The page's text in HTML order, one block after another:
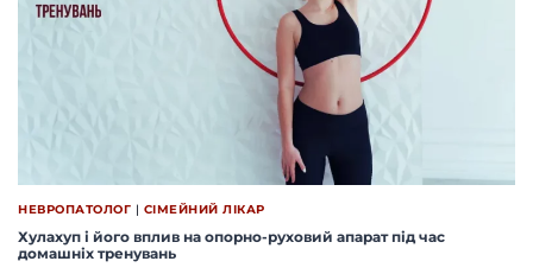
НЕВРОПАТОЛОГ | СІМЕЙНИЙ ЛІКАР
Хулахуп і його вплив на опорно-руховий апарат під час
домашніх тренувань